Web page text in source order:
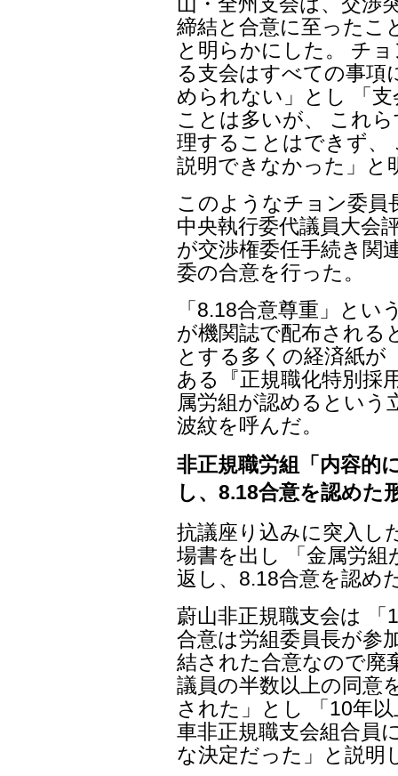
締結と合意に至ったこ
と明らかにした。 チ
る支会はすべての事項
められない」とし 「
ことは多いが、 これ
理することはできず、
説明できなかった」と
このようなチョン委員
中央執行委代議員大会
が交渉権委任手続き関
委の合意を行った。
「8.18合意尊重」と
が機関誌で配布される
とする多くの経済紙が
ある『正規職化特別採
属労組が認めるという
波紋を呼んだ。
非正規職労組「内容的
し、8.18合意を認めた
抗議座り込みに突入し
場書を出し 「金属労
返し、8.18合意を認め
蔚山非正規職支会は 「
合意は労組委員長が参
結された合意なので廃
議員の半数以上の同意
された」とし 「10年
車非正規職支会組合員
な決定だった」と説明